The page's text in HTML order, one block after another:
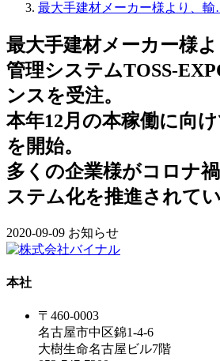
最大手建材メーカー様より、
最大手建材メーカー様
管理システムTOSS-
ンスを受注。
本年12月の本稼働に向
を開始。
多くの企業様がコロナ
ステム化を推進されてい
2020-09-09 お知らせ
本社
〒460-0003
名古屋市中区錦1-4-6
大樹生命名古屋ビル7階